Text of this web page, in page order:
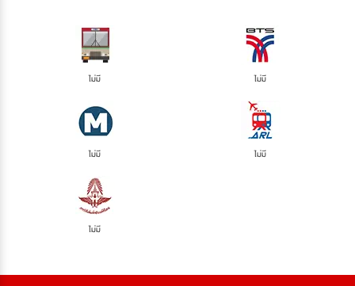
ไม่มี ไม่มี
ไม่มี ไม่มี
ไม่มี